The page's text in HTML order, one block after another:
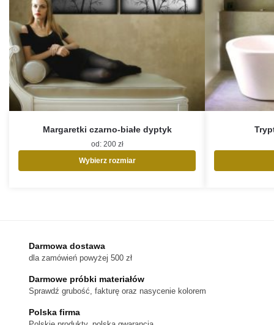
Margaretki czarno-białe dyptyk
od: 200 zł
Wybierz rozmiar
wybrać
stronie
produktu
Darmowa dostawa
dla zamówień powyżej 500 zł
Darmowe próbki materiałów
Sprawdź grubość, fakturę oraz nasycenie kolorem
Polska firma